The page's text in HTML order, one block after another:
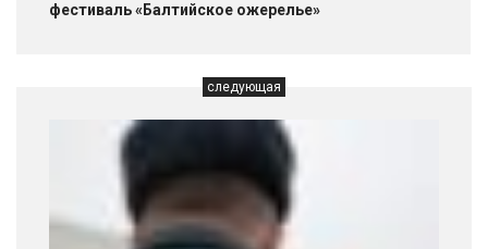
фестиваль «Балтийское ожерелье»
следующая